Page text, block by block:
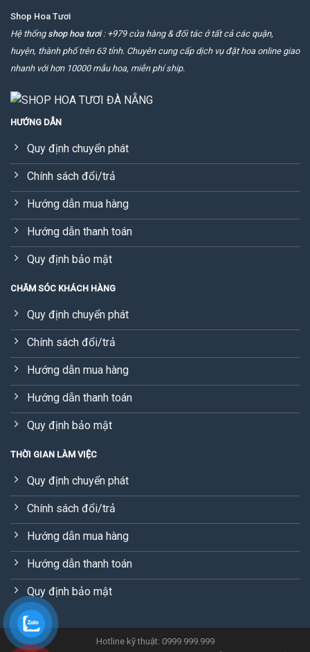
Shop Hoa Tươi
Hệ thống shop hoa tươi: +979 cửa hàng & đối tác ở tất cả các quận,
huyện, thành phố trên 63 tỉnh. Chuyên cung cấp dịch vụ đặt hoa online giao
nhanh với hơn 10000 mẫu hoa, miễn phí ship.
HƯỚNG DẪN
Quy định chuyển phát
Chính sách đổi/trả
Hướng dẫn mua hàng
Hướng dẫn thanh toán
Quy định bảo mật
CHĂM SÓC KHÁCH HÀNG
Quy định chuyển phát
Chính sách đổi/trả
Hướng dẫn mua hàng
Hướng dẫn thanh toán
Quy định bảo mật
THỜI GIAN LÀM VIỆC
Quy định chuyển phát
Chính sách đổi/trả
Hướng dẫn mua hàng
Hướng dẫn thanh toán
Quy định bảo mật
Hotline kỹ thuật: 0999.999.999